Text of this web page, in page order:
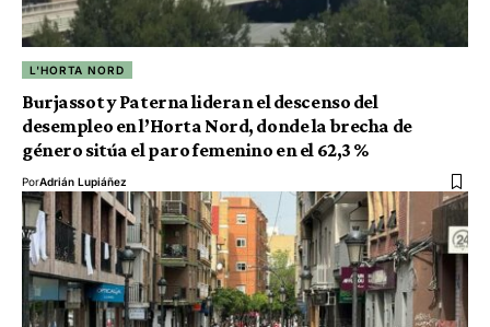
L'HORTA NORD
Burjassot y Paterna lideran el descenso del
desempleo en l’Horta Nord, donde la brecha de
género sitúa el paro femenino en el 62,3 %
PorAdrián Lupiáñez